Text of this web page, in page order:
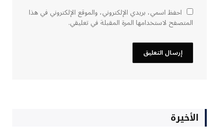
احفظ اسمي، بريدي الإلكتروني، والموقع الإلكتروني في هذا
المتصفح لاستخدامها المرة المقبلة في تعليقي.
الأخيرة